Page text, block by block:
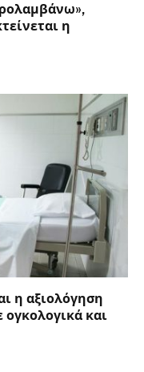
η
η αξιολόγηση
και